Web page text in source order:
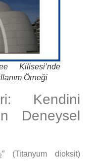
Kilisesi’nde
Örneği
Kendini
Deneysel
” (Titanyum dioksit)